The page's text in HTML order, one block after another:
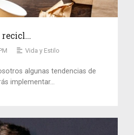
Vida y Estilo
algunas tendencias de
implementar...